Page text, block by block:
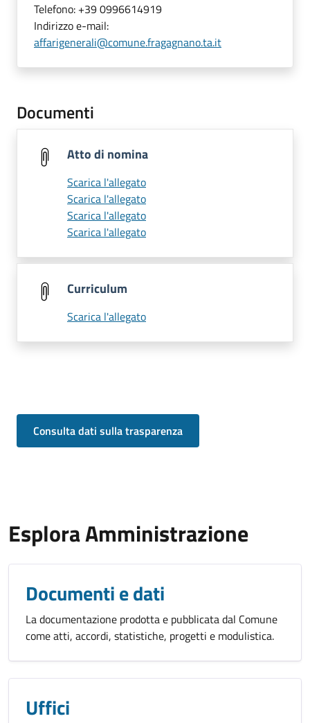
Telefono: +39 0996614919
Indirizzo e-mail:
affarigenerali@comune.fragagnano.ta.it
Documenti
Atto di nomina
Scarica l'allegato
Scarica l'allegato
Scarica l'allegato
Scarica l'allegato
Curriculum
Scarica l'allegato
Consulta dati sulla trasparenza
Esplora Amministrazione
Documenti e dati
La documentazione prodotta e pubblicata dal Comune
come atti, accordi, statistiche, progetti e modulistica.
Uffici